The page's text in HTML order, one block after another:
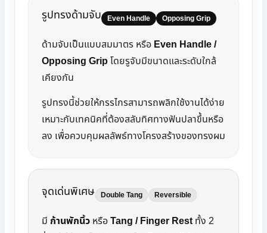
รูปทรงด้ามจับ Even Handle Opposing Grip
ด้ามจับเป็นแบบสมมาตร หรือ Even Handle /
Opposing Grip โดยรูจับมีขนาดและระดับใกล้
เคียงกัน
รูปทรงนี้ช่วยให้กรรไกรสามารถพลิกใช้งานได้ง่าย
เหมาะกับเทคนิคที่ต้องสลับทิศทางฟันปลาขึ้นหรือ
ลง เพื่อควบคุมผลลัพธ์ทางโครงสร้างของทรงผม
จุดเด่นพิเศษ Double Tang Reversible
มี ก้านพักนิ้ว หรือTang / Finger Restทั้ง 2